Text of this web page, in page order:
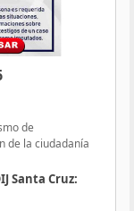
de
de la ciudadanía
Santa Cruz: